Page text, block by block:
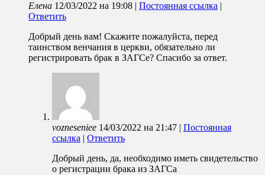
Елена 12/03/2022 на 19:08 | Постоянная ссылка |
Ответить
Добрый день вам! Скажите пожалуйста, перед
таинством венчания в церкви, обязательно ли
регистрировать брак в ЗАГСе? Спасибо за ответ.
vozneseniee 14/03/2022 на 21:47 | Постоянная
ссылка | Ответить
Добрый день, да, необходимо иметь свидетельство
о регистрации брака из ЗАГСа